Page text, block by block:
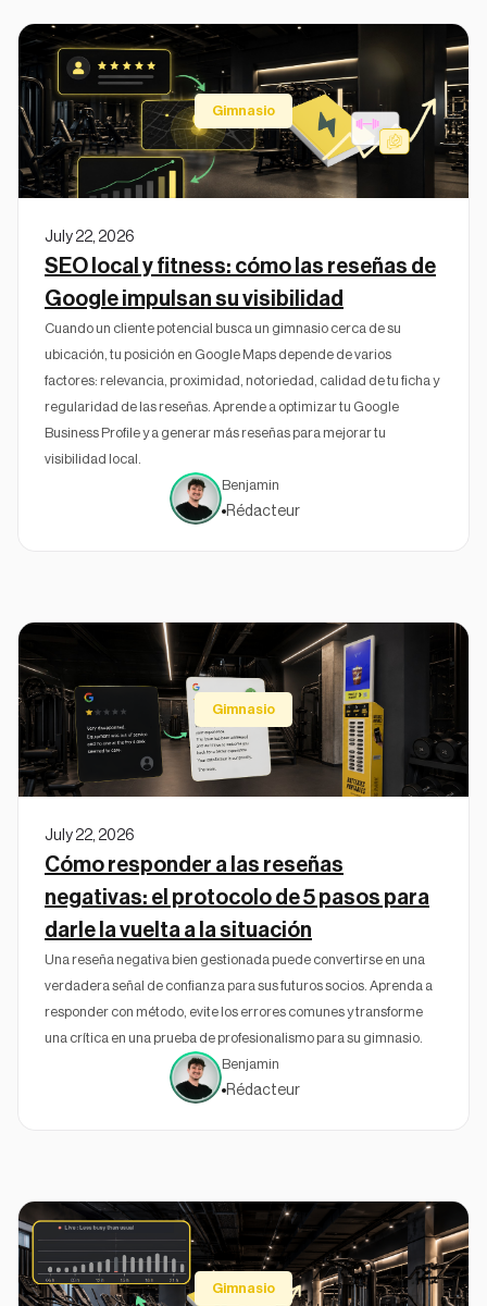
Gimnasio
July 22, 2026
SEO local y fitness: cómo las reseñas de
Google impulsan su visibilidad
Cuando un cliente potencial busca un gimnasio cerca de su
ubicación, tu posición en Google Maps depende de varios
factores: relevancia, proximidad, notoriedad, calidad de tu ficha y
regularidad de las reseñas. Aprende a optimizar tu Google
Business Profile y a generar más reseñas para mejorar tu
visibilidad local.
Benjamin
Rédacteur
Gimnasio
July 22, 2026
Cómo responder a las reseñas
negativas: el protocolo de 5 pasos para
darle la vuelta a la situación
Una reseña negativa bien gestionada puede convertirse en una
verdadera señal de confianza para sus futuros socios. Aprenda a
responder con método, evite los errores comunes y transforme
una crítica en una prueba de profesionalismo para su gimnasio.
Benjamin
Rédacteur
Gimnasio